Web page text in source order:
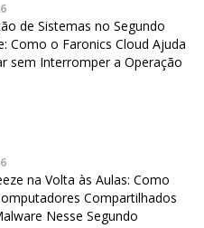
de Sistemas no Segundo
Como o Faronics Cloud Ajuda
sem Interromper a Operação
na Volta às Aulas: Como
Compartilhados
Nesse Segundo